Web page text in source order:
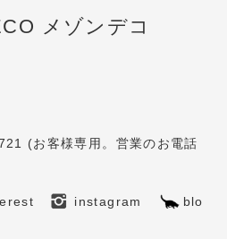
メゾンデコ
(お客様専用。営業のお電話
instagram
blo